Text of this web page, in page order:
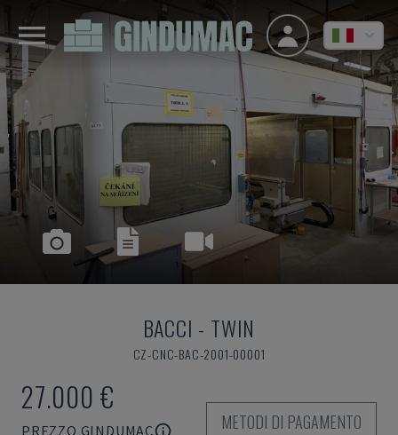
BACCI - TWIN
CZ-CNC-BAC-2001-00001
27.000 €
PREZZO GINDUMAC
METODI DI PAGAMENTO